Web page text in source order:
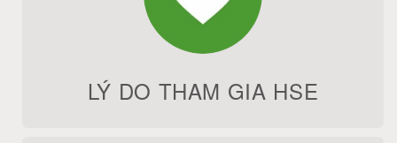
LÝ DO THAM GIA HSE